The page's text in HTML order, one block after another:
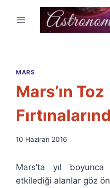
MARS
Mars’ın Toz
By
Özyar
10 Haziran 2016
Mars’ta yıl boyunca
etkilediği alanlar göz